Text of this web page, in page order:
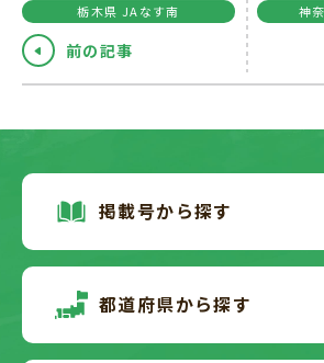
栃木県 JAなす南
前の記事
神
掲載号から探す
都道府県から探す